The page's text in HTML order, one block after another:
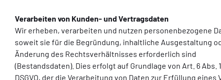
Verarbeiten von Kunden- und Vertragsdaten
Wir erheben, verarbeiten und nutzen personenbezogene
soweit sie für die Begründung, inhaltliche Ausgestaltung
Änderung des Rechtsverhältnisses erforderlich sind
(Bestandsdaten). Dies erfolgt auf Grundlage von Art. 6 Abs.
DSGVO, der die Verarbeitung von Daten zur Erfüllung eines